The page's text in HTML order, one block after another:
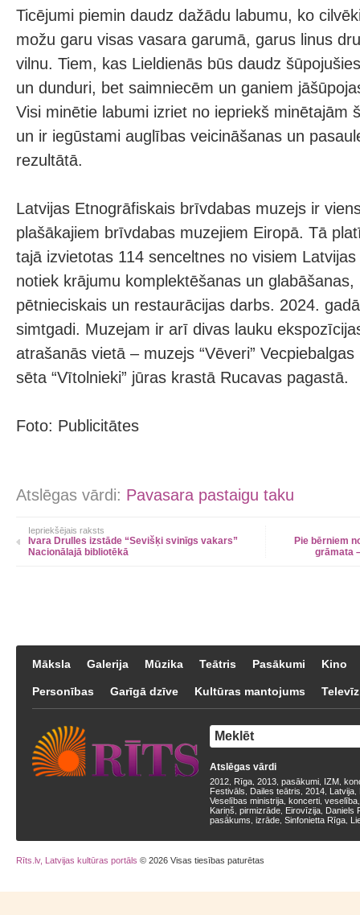
Ticējumi piemin daudz dažādu labumu, ko
možu garu visas vasara garumā, garus linus
vilnu. Tiem, kas Lieldienās būs daudz
un dunduri, bet saimniecēm un ganiem
Visi minētie labumi izriet no iepriekš minētajām
un ir iegūstami auglības veicināšanas un
rezultātā.
Latvijas Etnogrāfiskais brīvdabas muzejs ir
plašākajiem brīvdabas muzejiem Eiropā. Tā
tajā izvietotas 114 senceltnes no visiem
notiek krājumu komplektēšanas un
pētnieciskais un restaurācijas darbs. 2024.
simtgadi. Muzejam ir arī divas lauku
atrašanās vietā – muzejs “Vēveri”
sēta “Vītolnieki” jūras krastā Rucavas pagastā.
Foto: Publicitātes
Atslēgas vārdi: Pavasara pastaigu taku
Iepriekšējais raksts
Ivara Drulles izstāde “Sevišķi svinīgs vakars”
Nacionālajā bibliotēkā
Pie bērniem
grāmata
Māksla Galerija Mūzika Teātris Pasākumi Kino
Personības Garīgā dzīve Kultūras mantojums
Atslēgas vārdi
2012 Rīga 2013 pasākumi IZM
Festivāls
Dailes teātris 2014 Latvija
Veselības ministrija koncerti veselība
Kariņš pirmizrāde Eirovīzija Daniels
pasākums izrāde Sinfonietta Rīga
Rīts.lv, Latvijas kultūras portāls © 2026 Visas tiesības paturētas